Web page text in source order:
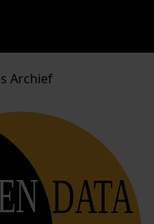
Archief
DATA